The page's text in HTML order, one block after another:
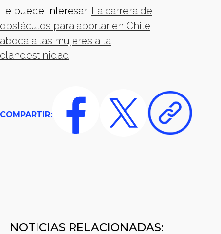
Te puede interesar: La carrera de
obstáculos para abortar en Chile
aboca a las mujeres a la
clandestinidad
COMPARTIR:
NOTICIAS RELACIONADAS: